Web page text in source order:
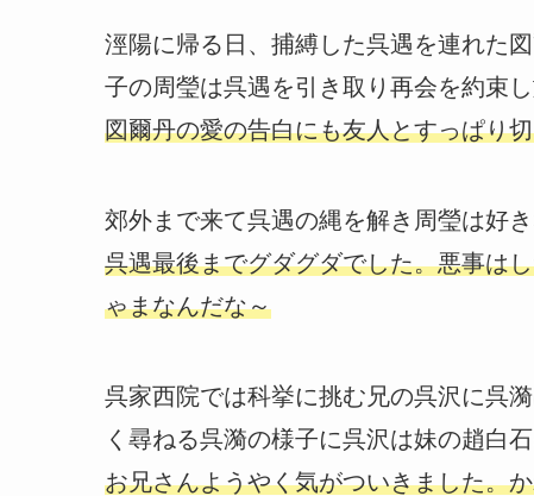
涇陽に帰る日、捕縛した呉遇を連れた
子の周瑩は呉遇を引き取り再会を約束し
図爾丹の愛の告白にも友人とすっぱり
郊外まで来て呉遇の縄を解き周瑩は好
呉遇最後までグダグダでした。悪事は
ゃまなんだな～
呉家西院では科挙に挑む兄の呉沢に呉
く尋ねる呉漪の様子に呉沢は妹の趙白
お兄さんようやく気がついきました。